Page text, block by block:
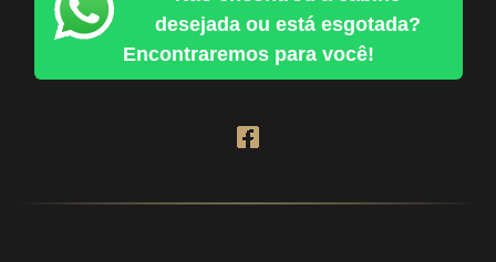
desejada ou está esgotada?
Encontraremos para você!